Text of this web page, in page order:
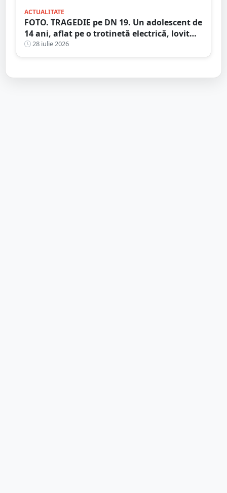
ACTUALITATE
FOTO. TRAGEDIE pe DN 19. Un adolescent de
14 ani, aflat pe o trotinetă electrică, lovit
mortal de o mașină
28 iulie 2026